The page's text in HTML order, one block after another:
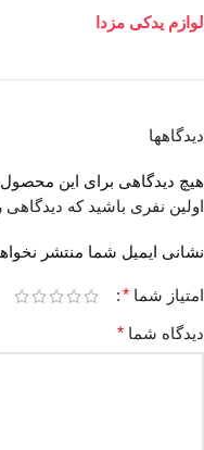
لوازم یدکی مزدا
دیدگاهها
هیچ دیدگاهی برای این
اولین نفری باشید که دیدگاهی را
نشانی ایمیل شما منتشر
امتیاز شما *
دیدگاه شما *